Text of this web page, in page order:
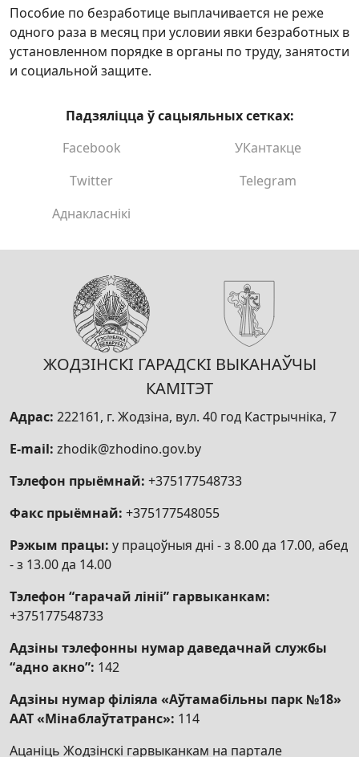
Пособие по безработице выплачивается не реже
одного раза в месяц при условии явки безработных в
установленном порядке в органы по труду, занятости
и социальной защите.
Падзяліцца ў сацыяльных сетках:
Facebook
УКантакце
Twitter
Telegram
Аднакласнікі
ЖОДЗІНСКІ ГАРАДСКІ ВЫКАНАЎЧЫ
КАМІТЭТ
Адрас: 222161, г. Жодзіна, вул. 40 год Кастрычніка, 7
E-mail: zhodik@zhodino.gov.by
Тэлефон прыёмнай: +375177548733
Факс прыёмнай: +375177548055
Рэжым працы: у працоўныя дні - з 8.00 да 17.00, абед
- з 13.00 да 14.00
Тэлефон “гарачай лініі” гарвыканкам:
+375177548733
Адзіны тэлефонны нумар даведачнай службы
“адно акно”: 142
Адзіны нумар філіяла «Аўтамабільны парк №18»
ААТ «Мінаблаўтатранс»: 114
Ацаніць Жодзінскі гарвыканкам на партале